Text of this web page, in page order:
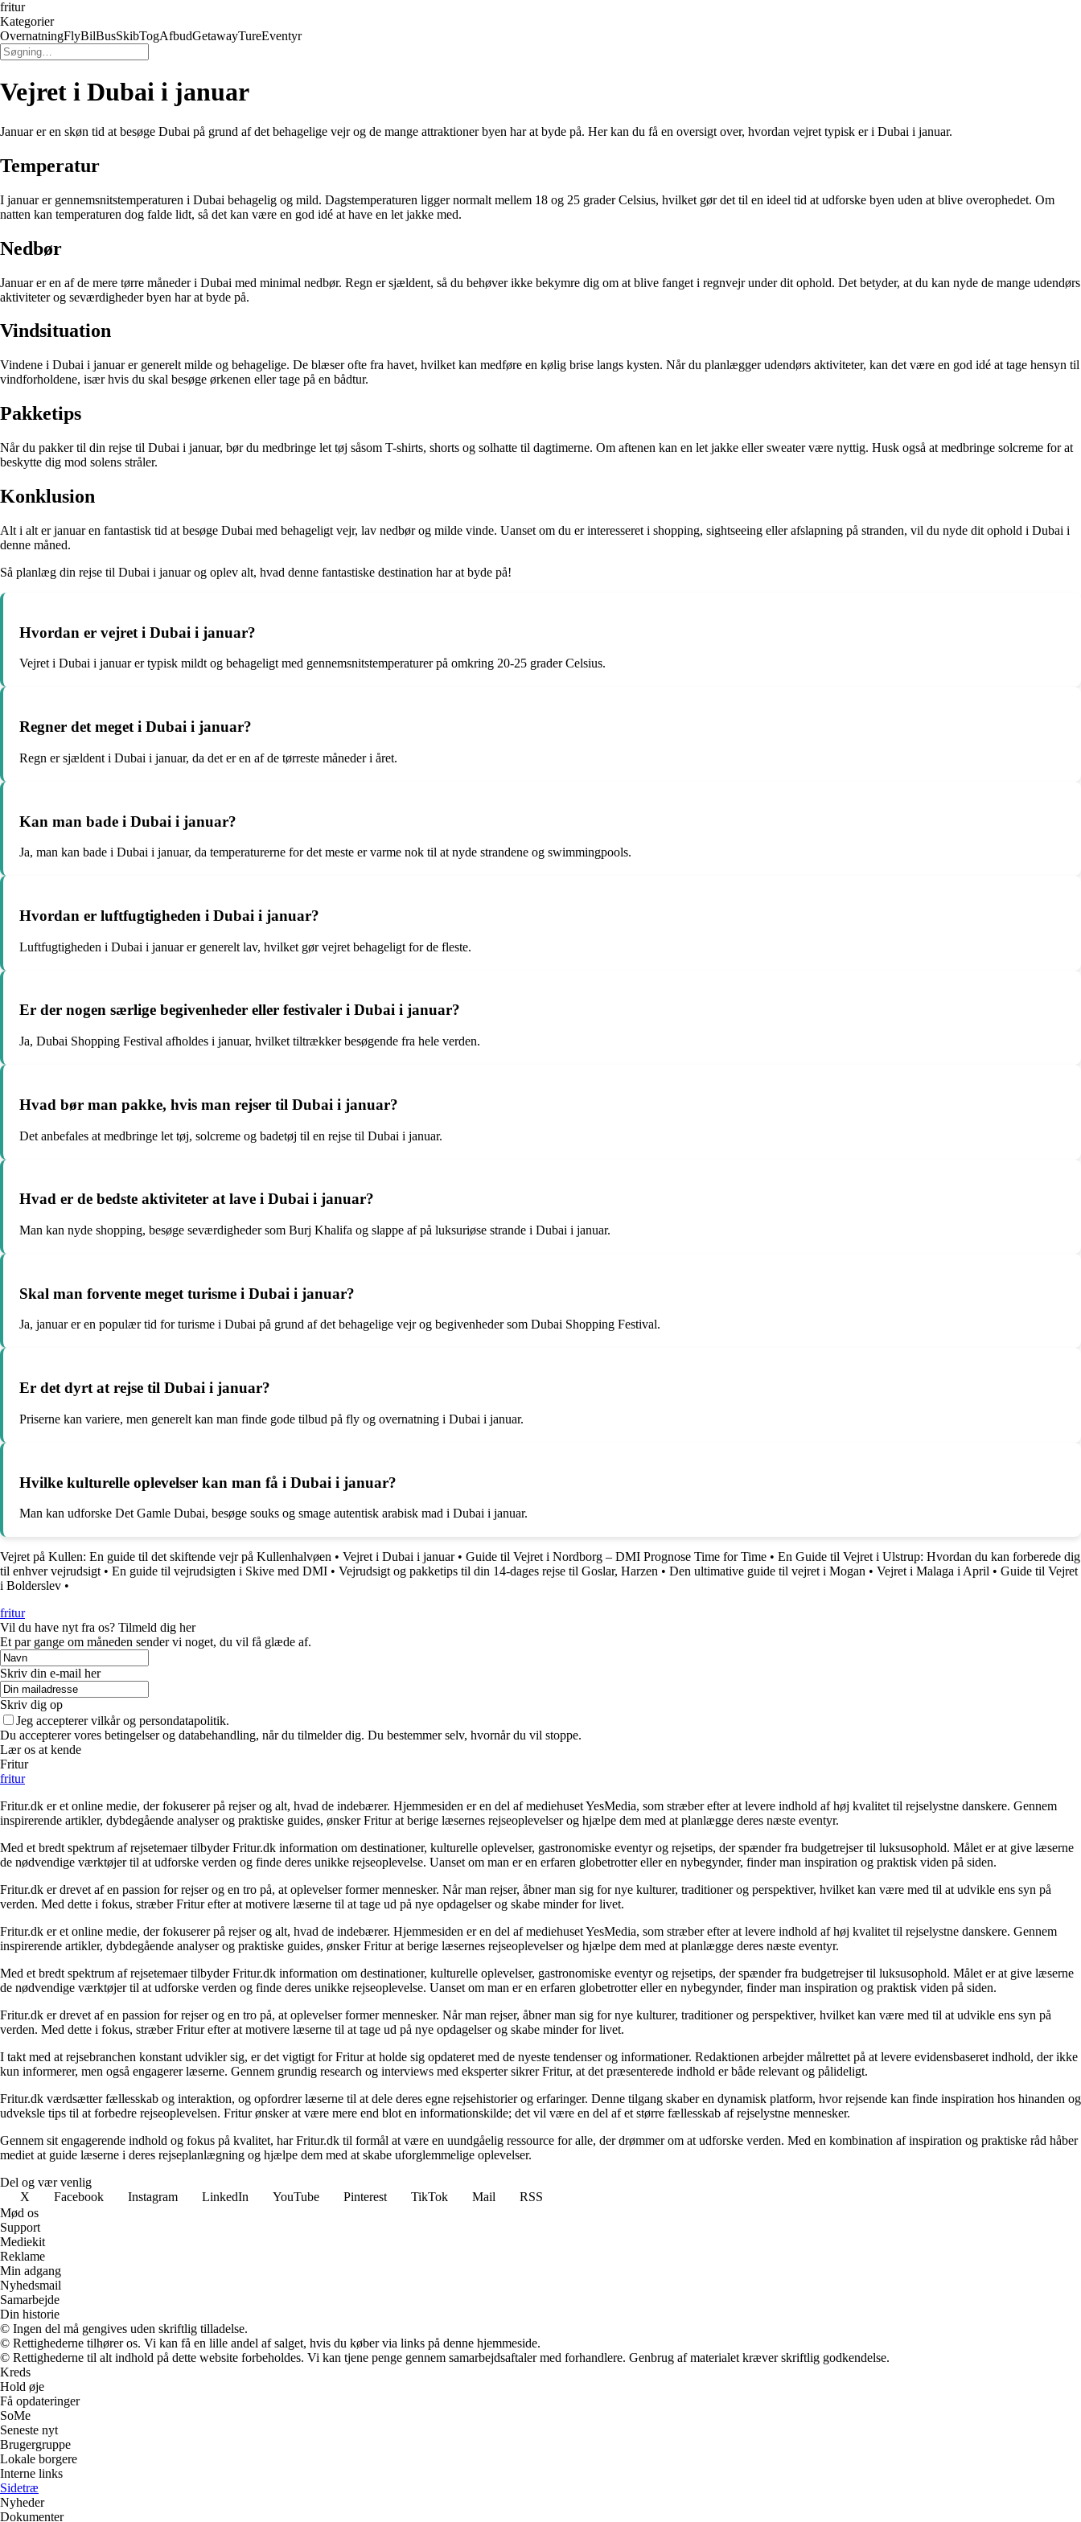
fritur
Kategorier
OvernatningFlyBilBusSkibTogAfbudGetawayTureEventyr
Vejret i Dubai i januar
Januar er en skøn tid at besøge Dubai på grund af det behagelige vejr og de mange attraktioner byen har at byde på. Her kan du få en oversigt over, hvordan vejret typisk er i Dubai i januar.
Temperatur
I januar er gennemsnitstemperaturen i Dubai behagelig og mild. Dagstemperaturen ligger normalt mellem 18 og 25 grader Celsius, hvilket gør det til en ideel tid at udforske byen uden at blive overophedet. Om
natten kan temperaturen dog falde lidt, så det kan være en god idé at have en let jakke med.
Nedbør
Januar er en af de mere tørre måneder i Dubai med minimal nedbør. Regn er sjældent, så du behøver ikke bekymre dig om at blive fanget i regnvejr under dit ophold. Det betyder, at du kan nyde de mange udendørs
aktiviteter og seværdigheder byen har at byde på.
Vindsituation
Vindene i Dubai i januar er generelt milde og behagelige. De blæser ofte fra havet, hvilket kan medføre en kølig brise langs kysten. Når du planlægger udendørs aktiviteter, kan det være en god idé at tage hensyn til
vindforholdene, især hvis du skal besøge ørkenen eller tage på en bådtur.
Pakketips
Når du pakker til din rejse til Dubai i januar, bør du medbringe let tøj såsom T-shirts, shorts og solhatte til dagtimerne. Om aftenen kan en let jakke eller sweater være nyttig. Husk også at medbringe solcreme for at
beskytte dig mod solens stråler.
Konklusion
Alt i alt er januar en fantastisk tid at besøge Dubai med behageligt vejr, lav nedbør og milde vinde. Uanset om du er interesseret i shopping, sightseeing eller afslapning på stranden, vil du nyde dit ophold i Dubai i
denne måned.
Så planlæg din rejse til Dubai i januar og oplev alt, hvad denne fantastiske destination har at byde på!
Hvordan er vejret i Dubai i januar?
Vejret i Dubai i januar er typisk mildt og behageligt med gennemsnitstemperaturer på omkring 20-25 grader Celsius.
Regner det meget i Dubai i januar?
Regn er sjældent i Dubai i januar, da det er en af de tørreste måneder i året.
Kan man bade i Dubai i januar?
Ja, man kan bade i Dubai i januar, da temperaturerne for det meste er varme nok til at nyde strandene og swimmingpools.
Hvordan er luftfugtigheden i Dubai i januar?
Luftfugtigheden i Dubai i januar er generelt lav, hvilket gør vejret behageligt for de fleste.
Er der nogen særlige begivenheder eller festivaler i Dubai i januar?
Ja, Dubai Shopping Festival afholdes i januar, hvilket tiltrækker besøgende fra hele verden.
Hvad bør man pakke, hvis man rejser til Dubai i januar?
Det anbefales at medbringe let tøj, solcreme og badetøj til en rejse til Dubai i januar.
Hvad er de bedste aktiviteter at lave i Dubai i januar?
Man kan nyde shopping, besøge seværdigheder som Burj Khalifa og slappe af på luksuriøse strande i Dubai i januar.
Skal man forvente meget turisme i Dubai i januar?
Ja, januar er en populær tid for turisme i Dubai på grund af det behagelige vejr og begivenheder som Dubai Shopping Festival.
Er det dyrt at rejse til Dubai i januar?
Priserne kan variere, men generelt kan man finde gode tilbud på fly og overnatning i Dubai i januar.
Hvilke kulturelle oplevelser kan man få i Dubai i januar?
Man kan udforske Det Gamle Dubai, besøge souks og smage autentisk arabisk mad i Dubai i januar.
Vejret på Kullen: En guide til det skiftende vejr på Kullenhalvøen • Vejret i Dubai i januar• Guide til Vejret i Nordborg – DMI Prognose Time for Time • En Guide til Vejret i Ulstrup: Hvordan du kan forberede dig
til enhver vejrudsigt • En guide til vejrudsigten i Skive med DMI • Vejrudsigt og pakketips til din 14-dages rejse til Goslar, Harzen • Den ultimative guide til vejret i Mogan • Vejret i Malaga i April • Guide til Vejret
i Bolderslev •
fritur
Vil du have nyt fra os? Tilmeld dig her
Et par gange om måneden sender vi noget, du vil få glæde af.
Skriv din e-mail her
Skriv dig op
Jeg accepterer vilkår og persondatapolitik.
Du accepterer vores betingelser og databehandling, når du tilmelder dig. Du bestemmer selv, hvornår du vil stoppe.
Lær os at kende
Fritur
fritur
Fritur.dk er et online medie, der fokuserer på rejser og alt, hvad de indebærer. Hjemmesiden er en del af mediehuset YesMedia, som stræber efter at levere indhold af høj kvalitet til rejselystne danskere. Gennem
inspirerende artikler, dybdegående analyser og praktiske guides, ønsker Fritur at berige læsernes rejseoplevelser og hjælpe dem med at planlægge deres næste eventyr.
Med et bredt spektrum af rejsetemaer tilbyder Fritur.dk information om destinationer, kulturelle oplevelser, gastronomiske eventyr og rejsetips, der spænder fra budgetrejser til luksusophold. Målet er at give læserne
de nødvendige værktøjer til at udforske verden og finde deres unikke rejseoplevelse. Uanset om man er en erfaren globetrotter eller en nybegynder, finder man inspiration og praktisk viden på siden.
Fritur.dk er drevet af en passion for rejser og en tro på, at oplevelser former mennesker. Når man rejser, åbner man sig for nye kulturer, traditioner og perspektiver, hvilket kan være med til at udvikle ens syn på
verden. Med dette i fokus, stræber Fritur efter at motivere læserne til at tage ud på nye opdagelser og skabe minder for livet.
Fritur.dk er et online medie, der fokuserer på rejser og alt, hvad de indebærer. Hjemmesiden er en del af mediehuset YesMedia, som stræber efter at levere indhold af høj kvalitet til rejselystne danskere. Gennem
inspirerende artikler, dybdegående analyser og praktiske guides, ønsker Fritur at berige læsernes rejseoplevelser og hjælpe dem med at planlægge deres næste eventyr.
Med et bredt spektrum af rejsetemaer tilbyder Fritur.dk information om destinationer, kulturelle oplevelser, gastronomiske eventyr og rejsetips, der spænder fra budgetrejser til luksusophold. Målet er at give læserne
de nødvendige værktøjer til at udforske verden og finde deres unikke rejseoplevelse. Uanset om man er en erfaren globetrotter eller en nybegynder, finder man inspiration og praktisk viden på siden.
Fritur.dk er drevet af en passion for rejser og en tro på, at oplevelser former mennesker. Når man rejser, åbner man sig for nye kulturer, traditioner og perspektiver, hvilket kan være med til at udvikle ens syn på
verden. Med dette i fokus, stræber Fritur efter at motivere læserne til at tage ud på nye opdagelser og skabe minder for livet.
I takt med at rejsebranchen konstant udvikler sig, er det vigtigt for Fritur at holde sig opdateret med de nyeste tendenser og informationer. Redaktionen arbejder målrettet på at levere evidensbaseret indhold, der ikke
kun informerer, men også engagerer læserne. Gennem grundig research og interviews med eksperter sikrer Fritur, at det præsenterede indhold er både relevant og pålideligt.
Fritur.dk værdsætter fællesskab og interaktion, og opfordrer læserne til at dele deres egne rejsehistorier og erfaringer. Denne tilgang skaber en dynamisk platform, hvor rejsende kan finde inspiration hos hinanden og
udveksle tips til at forbedre rejseoplevelsen. Fritur ønsker at være mere end blot en informationskilde; det vil være en del af et større fællesskab af rejselystne mennesker.
Gennem sit engagerende indhold og fokus på kvalitet, har Fritur.dk til formål at være en uundgåelig ressource for alle, der drømmer om at udforske verden. Med en kombination af inspiration og praktiske råd håber
mediet at guide læserne i deres rejseplanlægning og hjælpe dem med at skabe uforglemmelige oplevelser.
Del og vær venlig
X
Facebook Instagram LinkedIn YouTube Pinterest TikTok Mail
RSS
Mød os
Support
Mediekit
Reklame
Min adgang
Nyhedsmail
Samarbejde
Din historie
© Ingen del må gengives uden skriftlig tilladelse.
© Rettighederne tilhører os. Vi kan få en lille andel af salget, hvis du køber via links på denne hjemmeside.
© Rettighederne til alt indhold på dette website forbeholdes. Vi kan tjene penge gennem samarbejdsaftaler med forhandlere. Genbrug af materialet kræver skriftlig godkendelse.
Kreds
Hold øje
Få opdateringer
SoMe
Seneste nyt
Brugergruppe
Lokale borgere
Interne links
Sidetræ
Nyheder
Dokumenter